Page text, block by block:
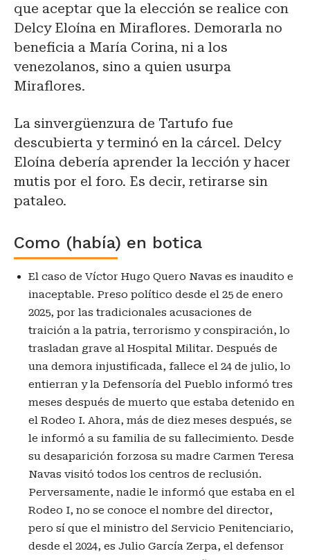
que aceptar que la elección se realice con
Delcy Eloína en Miraflores. Demorarla no
beneficia a María Corina, ni a los
venezolanos, sino a quien usurpa
Miraflores.
La sinvergüenzura de Tartufo fue
descubierta y terminó en la cárcel. Delcy
Eloína debería aprender la lección y hacer
mutis por el foro. Es decir, retirarse sin
pataleo.
Como (había) en botica
El caso de Víctor Hugo Quero Navas es inaudito e
inaceptable. Preso político desde el 25 de enero
2025, por las tradicionales acusaciones de
traición a la patria, terrorismo y conspiración, lo
trasladan grave al Hospital Militar. Después de
una demora injustificada, fallece el 24 de julio, lo
entierran y la Defensoría del Pueblo informó tres
meses después de muerto que estaba detenido en
el Rodeo I. Ahora, más de diez meses después, se
le informó a su familia de su fallecimiento. Desde
su desaparición forzosa su madre Carmen Teresa
Navas visitó todos los centros de reclusión.
Perversamente, nadie le informó que estaba en el
Rodeo I, no se conoce el nombre del director,
pero sí que el ministro del Servicio Penitenciario,
desde el 2024, es Julio García Zerpa, el defensor